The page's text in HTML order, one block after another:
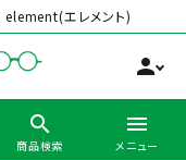
element(エレメント)
person
search
商品検索
menu
メニュー